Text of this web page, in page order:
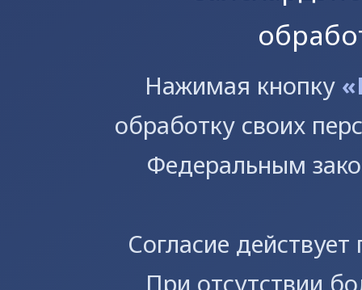
Политика обработки
данных
Нажимая кнопку
обработку своих
Федеральным
Согласие
При отсутствии